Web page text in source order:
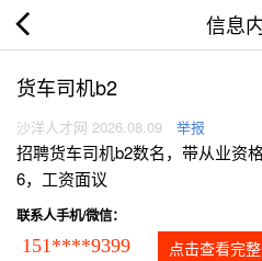
信息
货车司机b2
沙洋人才网 2026.08.09 举报
招聘货车司机b2数名，带从业资
6，工资面议
联系人手机/微信：
151****9399 点击查看完